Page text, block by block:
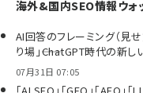
海外&国内SEO情報ウォ
AI回答のフレーミング（見
り場」――ChatGPT時代の新
07月31日 07:05